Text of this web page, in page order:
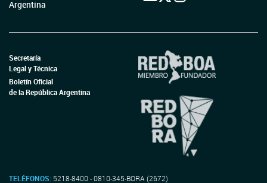
Argentina
Secretaría
Legal y Técnica
Boletín Oficial
de la República Argentina
TELÉFONOS: 5218-8400 - 0810-345-BORA (2672)